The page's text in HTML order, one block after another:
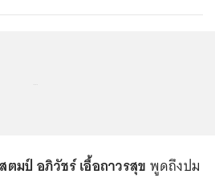
ตมป์ อภิวัชร์ เอื้อถาวรสุข พูดถึงปม